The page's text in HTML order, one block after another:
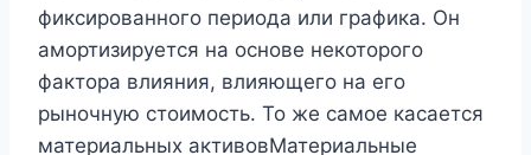
фиксированного периода или графика. Он
амортизируется на основе некоторого
фактора влияния, влияющего на его
рыночную стоимость. То же самое касается
материальных активовМатериальные